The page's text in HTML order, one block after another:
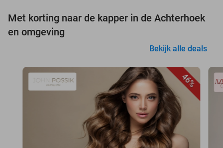
Met korting naar de kapper in de Achterhoek
en omgeving
Bekijk alle deals
46%